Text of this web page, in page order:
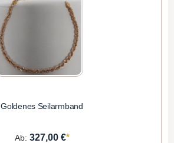
Goldenes Seilarmband
Ab: 327,00 €*